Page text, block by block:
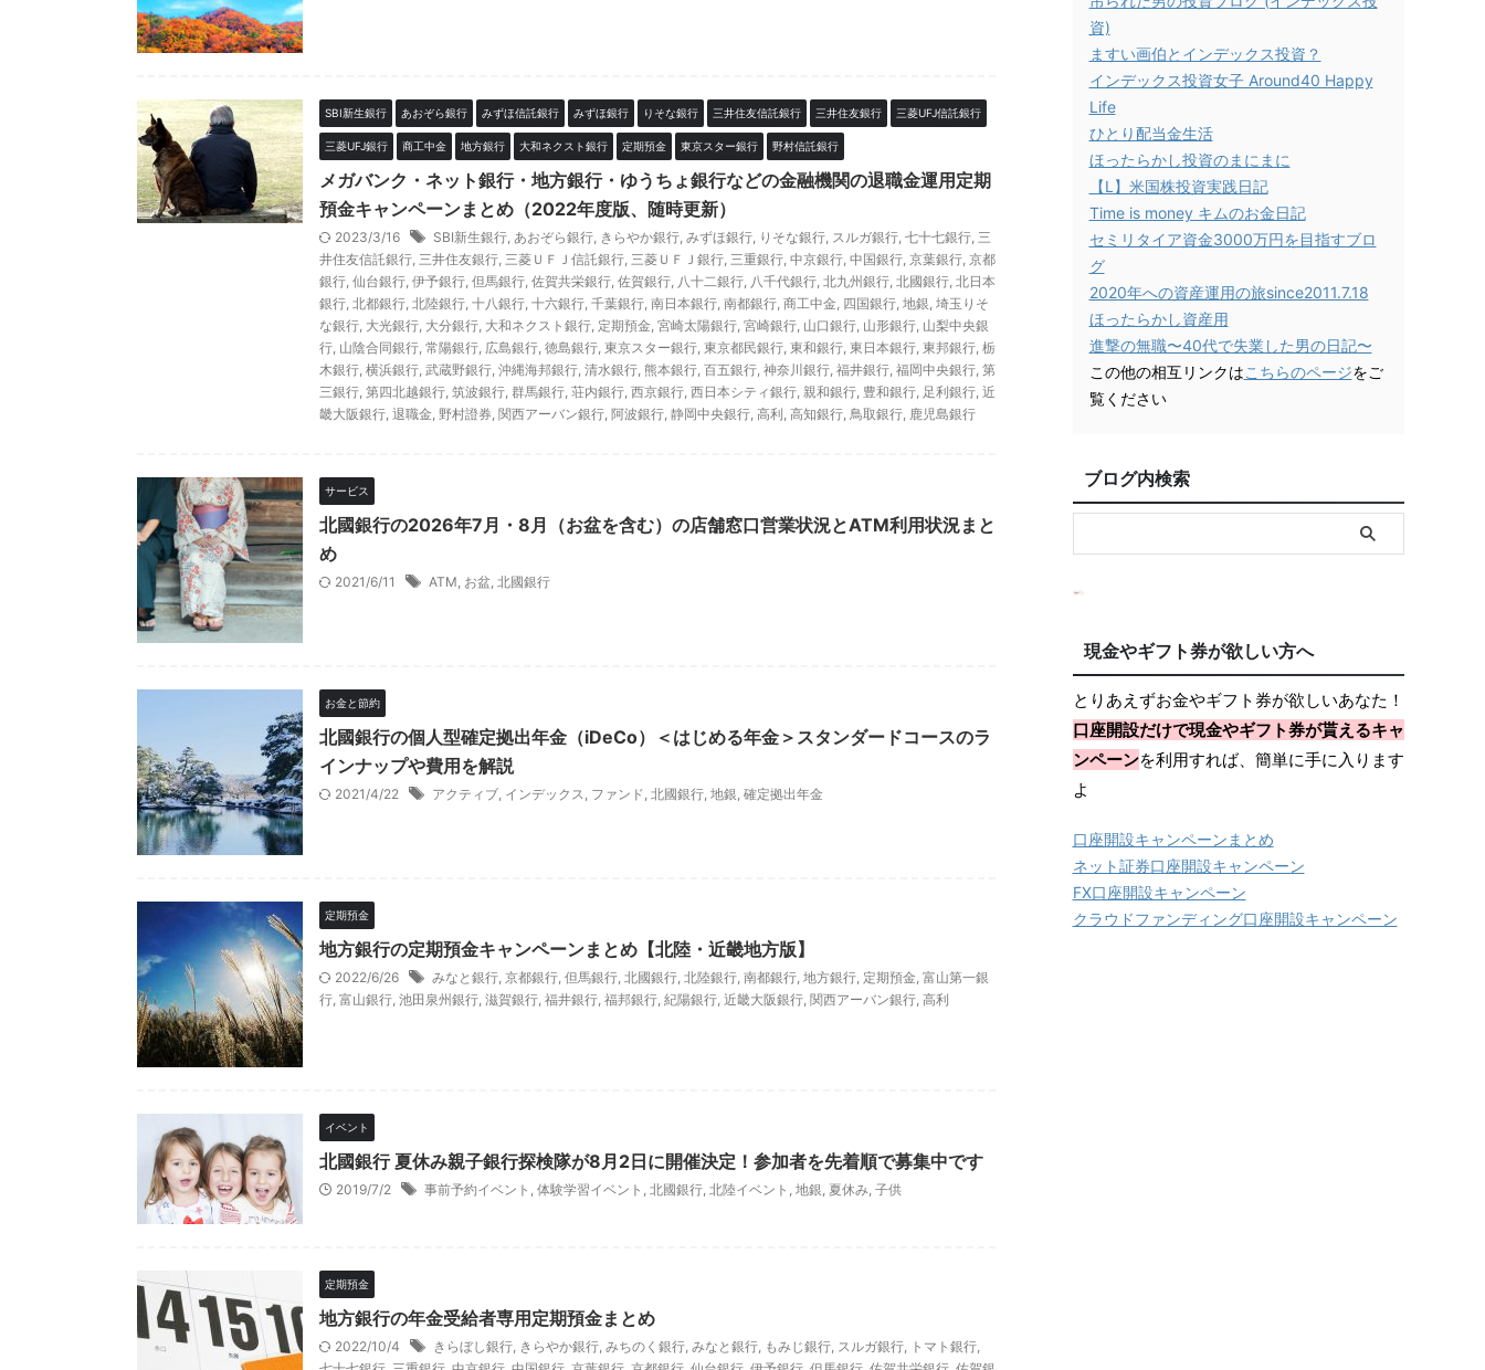
SBI新生銀行 あおぞら銀行 みずほ信託銀行 みずほ銀行 りそな銀行 三井住友信託銀行 三井住友銀行 三菱UFJ信託銀行
三菱UFJ銀行 商工中金 地方銀行 大和ネクスト銀行 定期預金 東京スター銀行 野村信託銀行
メガバンク・ネット銀行・地方銀行・ゆうちょ銀行などの金融機関の退職金運用定期
預金キャンペーンまとめ（2022年度版、随時更新）
2023/3/16 SBI新生銀行, あおぞら銀行, きらやか銀行, みずほ銀行, りそな銀行, スルガ銀行, 七十七銀行, 三
井住友信託銀行, 三井住友銀行, 三菱ＵＦＪ信託銀行, 三菱ＵＦＪ銀行, 三重銀行, 中京銀行, 中国銀行, 京葉銀行, 京都
銀行, 仙台銀行, 伊予銀行, 但馬銀行, 佐賀共栄銀行, 佐賀銀行, 八十二銀行, 八千代銀行, 北九州銀行, 北國銀行, 北日本
銀行, 北都銀行, 北陸銀行, 十八銀行, 十六銀行, 千葉銀行, 南日本銀行, 南都銀行, 商工中金, 四国銀行, 地銀, 埼玉りそ
な銀行, 大光銀行, 大分銀行, 大和ネクスト銀行, 定期預金, 宮崎太陽銀行, 宮崎銀行, 山口銀行, 山形銀行, 山梨中央銀
行, 山陰合同銀行, 常陽銀行, 広島銀行, 徳島銀行, 東京スター銀行, 東京都民銀行, 東和銀行, 東日本銀行, 東邦銀行, 栃
木銀行, 横浜銀行, 武蔵野銀行, 沖縄海邦銀行, 清水銀行, 熊本銀行, 百五銀行, 神奈川銀行, 福井銀行, 福岡中央銀行, 第
三銀行, 第四北越銀行, 筑波銀行, 群馬銀行, 荘内銀行, 西京銀行, 西日本シティ銀行, 親和銀行, 豊和銀行, 足利銀行, 近
畿大阪銀行, 退職金, 野村證券, 関西アーバン銀行, 阿波銀行, 静岡中央銀行, 高利, 高知銀行, 鳥取銀行, 鹿児島銀行
サービス
北國銀行の2026年7月・8月（お盆を含む）の店舗窓口営業状況とATM利用状況まと
め
2021/6/11 ATM, お盆, 北國銀行
お金と節約
北國銀行の個人型確定拠出年金（iDeCo）＜はじめる年金＞スタンダードコースのラ
インナップや費用を解説
2021/4/22 アクティブ, インデックス, ファンド, 北國銀行, 地銀, 確定拠出年金
定期預金
地方銀行の定期預金キャンペーンまとめ【北陸・近畿地方版】
2022/6/26 みなと銀行, 京都銀行, 但馬銀行, 北國銀行, 北陸銀行, 南都銀行, 地方銀行, 定期預金, 富山第一銀
行, 富山銀行, 池田泉州銀行, 滋賀銀行, 福井銀行, 福邦銀行, 紀陽銀行, 近畿大阪銀行, 関西アーバン銀行, 高利
イベント
北國銀行 夏休み親子銀行探検隊が8月2日に開催決定！参加者を先着順で募集中です
2019/7/2 事前予約イベント , 体験学習イベント , 北國銀行, 北陸イベント , 地銀, 夏休み, 子供
定期預金
地方銀行の年金受給者専用定期預金まとめ
2022/10/4 きらぼし銀行, きらやか銀行, みちのく銀行, みなと銀行, もみじ銀行, スルガ銀行, トマト銀行,
資)
ますい画伯とインデックス投資？
インデックス投資女子 Around40 Happy
Life
ひとり配当金生活
ほったらかし投資のまにまに
【L】米国株投資実践日記
Time is money キムのお金日記
セミリタイア資金3000万円を目指すブロ
グ
2020年への資産運用の旅since2011.7.18
ほったらかし資産用
進撃の無職〜40代で失業した男の日記〜
この他の相互リンクはこちらのページをご
覧ください
ブログ内検索
現金やギフト券が欲しい方へ
とりあえずお金やギフト券が欲しいあなた！
口座開設だけで現金やギフト券が貰えるキャ
ンペーンを利用すれば、簡単に手に入ります
よ
口座開設キャンペーンまとめ
ネット証券口座開設キャンペーン
FX口座開設キャンペーン
クラウドファンディング口座開設キャンペーン